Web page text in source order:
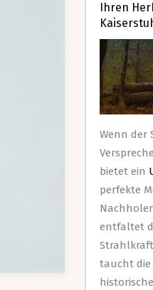
Ihren
Wenn der
bietet ein
perfekte
entfaltet
taucht die